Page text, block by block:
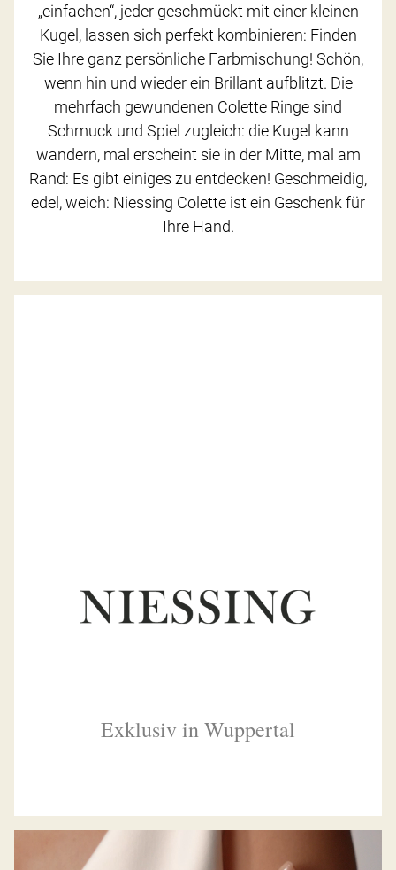
„einfachen“, jeder geschmückt mit einer kleinen
Kugel, lassen sich perfekt kombinieren: Finden
Sie Ihre ganz persönliche Farbmischung! Schön,
wenn hin und wieder ein Brillant aufblitzt. Die
mehrfach gewundenen Colette Ringe sind
Schmuck und Spiel zugleich: die Kugel kann
wandern, mal erscheint sie in der Mitte, mal am
Rand: Es gibt einiges zu entdecken! Geschmeidig,
edel, weich: Niessing Colette ist ein Geschenk für
Ihre Hand.